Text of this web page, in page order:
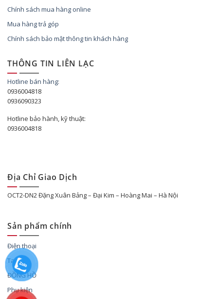
Chính sách mua hàng online
Mua hàng trả góp
Chính sách bảo mật thông tin khách hàng
THÔNG TIN LIÊN LẠC
Hotline bán hàng:
0936004818
0936090323
Hotline bảo hành, kỹ thuật:
0936004818
Địa Chỉ Giao Dịch
OCT2-DN2 Đặng Xuân Bảng – Đại Kim – Hoàng Mai – Hà Nội
Sản phẩm chính
Điện thoại
Tablet
ĐỒNG HỒ
Phụ kiện